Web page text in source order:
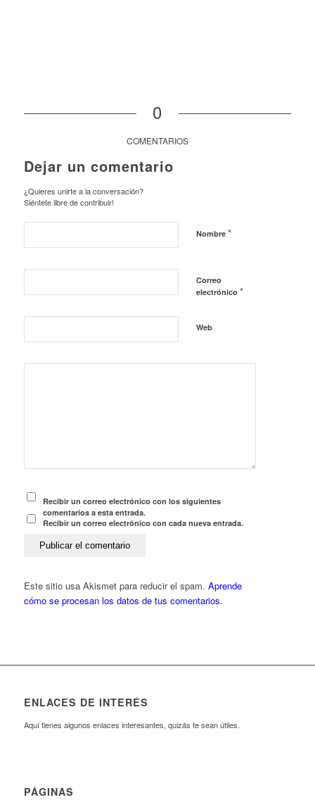
0
COMENTARIOS
Dejar un comentario
¿Quieres unirte a la conversación?
Siéntete libre de contribuir!
Nombre *
Correo
electrónico *
Web
Recibir un correo electrónico con los siguientes
comentarios a esta entrada.
Recibir un correo electrónico con cada nueva entrada.
Este sitio usa Akismet para reducir el spam. Aprende
cómo se procesan los datos de tus comentarios.
ENLACES DE INTERÉS
Aquí tienes algunos enlaces interesantes, quizás te sean útiles.
PÁGINAS